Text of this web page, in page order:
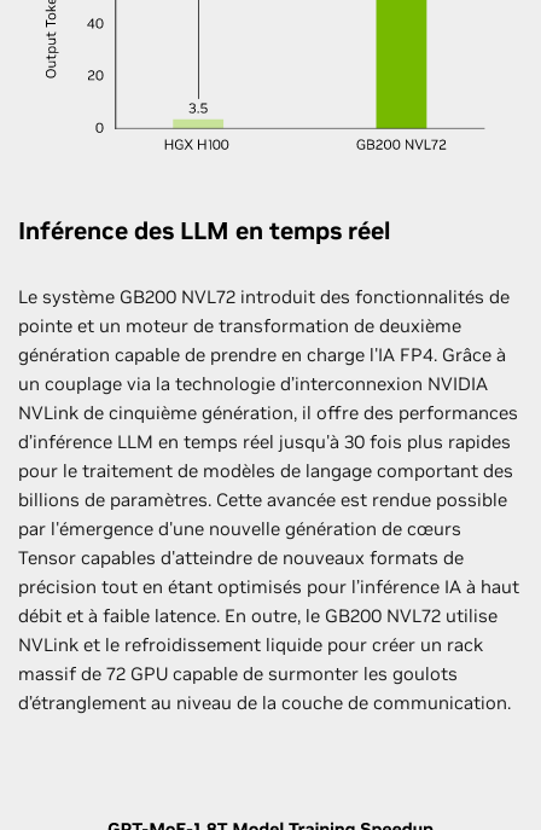
Inférence des LLM en temps réel
Le système GB200 NVL72 introduit des fonctionnalités de
pointe et un moteur de transformation de deuxième
génération capable de prendre en charge l'IA FP4. Grâce à
un couplage via la technologie d’interconnexion NVIDIA
NVLink de cinquième génération, il offre des performances
d’inférence LLM en temps réel jusqu'à 30 fois plus rapides
pour le traitement de modèles de langage comportant des
billions de paramètres. Cette avancée est rendue possible
par l'émergence d'une nouvelle génération de cœurs
Tensor capables d'atteindre de nouveaux formats de
précision tout en étant optimisés pour l’inférence IA à haut
débit et à faible latence. En outre, le GB200 NVL72 utilise
NVLink et le refroidissement liquide pour créer un rack
massif de 72 GPU capable de surmonter les goulots
d’étranglement au niveau de la couche de communication.